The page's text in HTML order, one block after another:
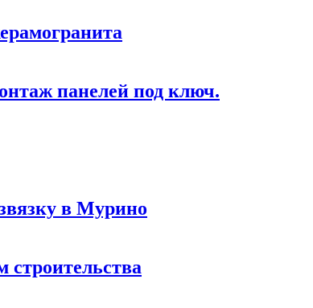
панелей под ключ.
в Мурино
строительства